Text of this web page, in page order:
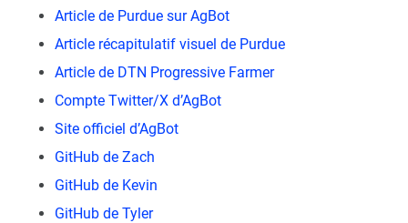
Article de Purdue sur AgBot
Article récapitulatif visuel de Purdue
Article de DTN Progressive Farmer
Compte Twitter/X d’AgBot
Site officiel d’AgBot
GitHub de Zach
GitHub de Kevin
GitHub de Tyler